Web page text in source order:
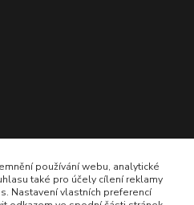
používání webu, analytické
také pro účely cílení reklamy
Nastavení vlastních preferencí